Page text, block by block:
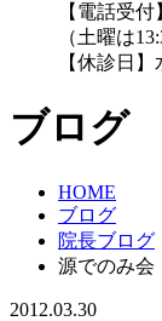
【電話受付
（土曜は
【休診日
ブログ
HOME
ブログ
院長ブログ
源でのみ会
2012.03.30